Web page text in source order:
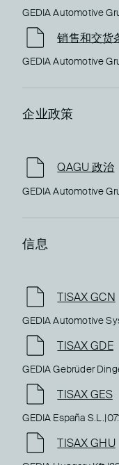
GEDIA Automotive
销售和交货
GEDIA Automotive
企业政策
QAGU 政治
GEDIA Automotive
信息
TISAX GCN
GEDIA Automotive
TISAX GDE
GEDIA Gebrüder
TISAX GES
GEDIA España S.L.|
TISAX GHU